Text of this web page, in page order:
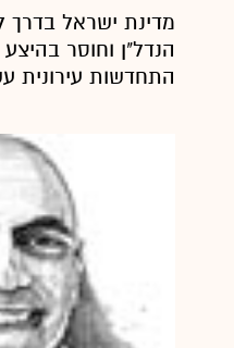
מדינת ישראל בדרך
הנדל"ן וחוסר
התחדשות עירונית